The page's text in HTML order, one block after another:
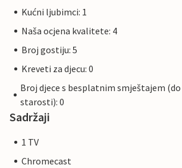
Kućni ljubimci: 1
Naša ocjena kvalitete: 4
Broj gostiju: 5
Kreveti za djecu: 0
Broj djece s besplatnim smještajem
starosti): 0
Sadržaji
1 TV
Chromecast